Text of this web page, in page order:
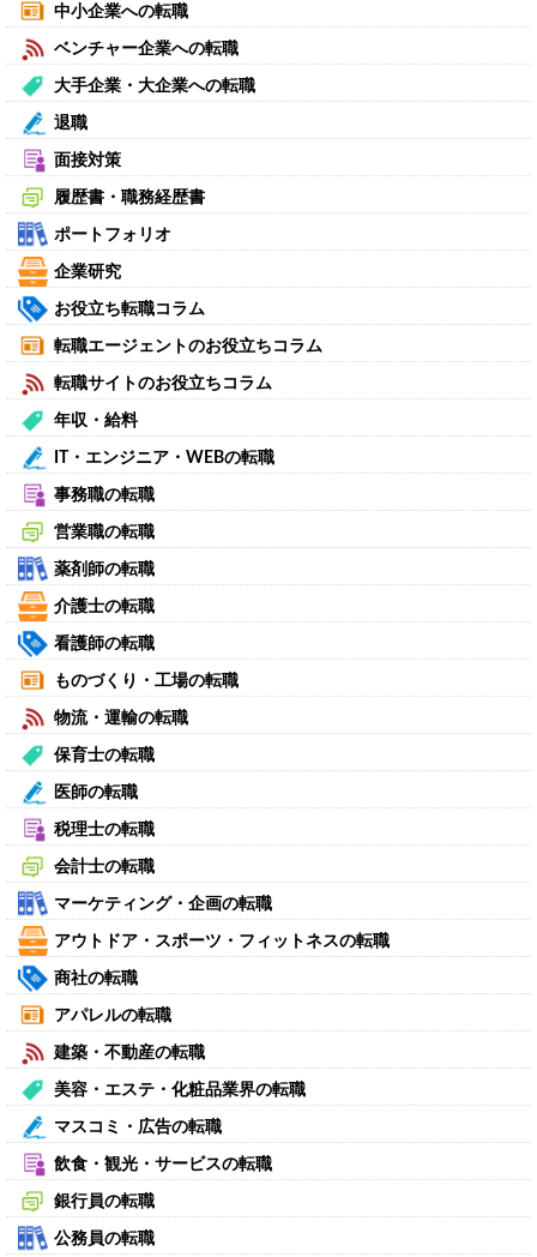
中小企業への転職
ベンチャー企業への転職
大手企業・大企業への転職
退職
面接対策
履歴書・職務経歴書
ポートフォリオ
企業研究
お役立ち転職コラム
転職エージェントのお役立ちコラム
転職サイトのお役立ちコラム
年収・給料
IT・エンジニア・WEBの転職
事務職の転職
営業職の転職
薬剤師の転職
介護士の転職
看護師の転職
ものづくり・工場の転職
物流・運輸の転職
保育士の転職
医師の転職
税理士の転職
会計士の転職
マーケティング・企画の転職
アウトドア・スポーツ・フィットネスの転職
商社の転職
アパレルの転職
建築・不動産の転職
美容・エステ・化粧品業界の転職
マスコミ・広告の転職
飲食・観光・サービスの転職
銀行員の転職
公務員の転職